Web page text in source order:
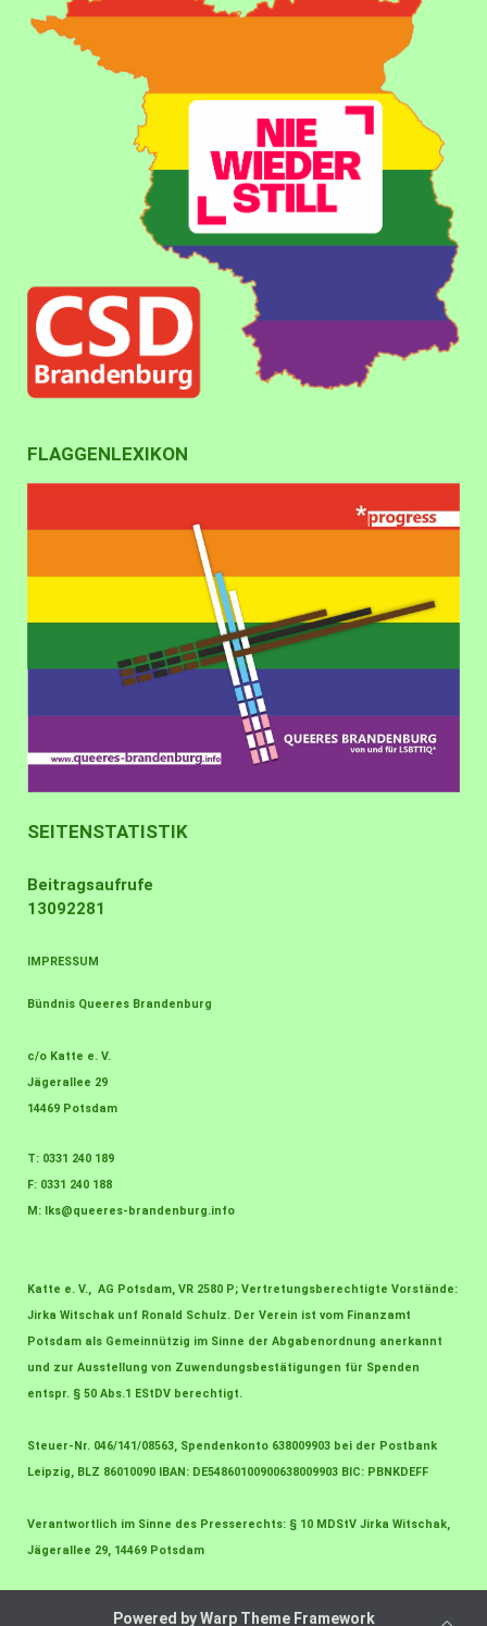
FLAGGENLEXIKON
SEITENSTATISTIK
Beitragsaufrufe
13092281
IMPRESSUM
Bündnis Queeres Brandenburg
c/o Katte e. V.
Jägerallee 29
14469 Potsdam
T: 0331 240 189
F: 0331 240 188
M:
lks@queeres-brandenburg.info
Katte e. V., AG Potsdam, VR 2580 P; Vertretungsberechtigte Vorstände:
Jirka Witschak unf Ronald Schulz. Der Verein ist vom Finanzamt
Potsdam als Gemeinnützig im Sinne der Abgabenordnung anerkannt
und zur Ausstellung von Zuwendungsbestätigungen für Spenden
entspr. § 50 Abs.1 EStDV berechtigt.
Steuer-Nr. 046/141/08563, Spendenkonto 638009903 bei der Postbank
Leipzig, BLZ 86010090 IBAN: DE54860100900638009903 BIC: PBNKDEFF
Verantwortlich im Sinne des Presserechts: § 10 MDStV Jirka Witschak,
Jägerallee 29, 14469 Potsdam
Powered byWarp Theme Framework